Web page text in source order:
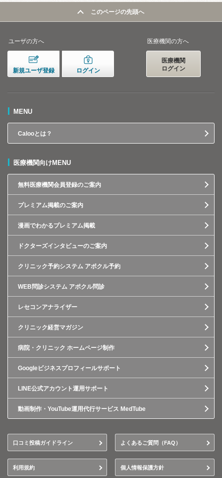
このページの先頭へ
ユーザの方へ
新規ユーザ登録 ログイン
医療機関の方へ
医療機関
ログイン
MENU
Calooとは？
医療機関向けMENU
無料医療機関会員登録のご案内
プレミアム掲載のご案内
漫画でわかるプレミアム掲載
ドクターズインタビューのご案内
クリニック予約システム アポクル予約
WEB問診システム アポクル問診
レセコンアナライザー
クリニック経営マガジン
病院・クリニック ホームページ制作
Googleビジネスプロフィールサポート
LINE公式アカウント運用サポート
動画制作・YouTube運用代行サービス MedTube
口コミ投稿ガイドライン よくあるご質問（FAQ）
利用規約 個人情報保護方針